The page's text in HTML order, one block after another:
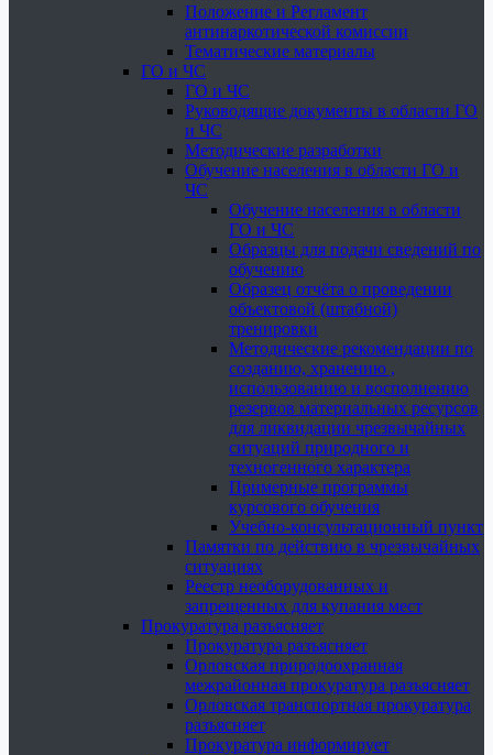
Положение и Регламент
антинаркотической комиссии
Тематические материалы
ГО и ЧС
ГО и ЧС
Руководящие документы в области ГО
и ЧС
Методические разработки
Обучение населения в области ГО и
ЧС
Обучение населения в области
ГО и ЧС
Образцы для подачи сведений по
обучению
Образец отчёта о проведении
объектовой (штабной)
тренировки
Методические рекомендации по
созданию, хранению ,
использованию и восполнению
резервов материальных ресурсов
для ликвидации чрезвычайных
ситуаций природного и
техногенного характера
Примерные программы
курсового обучения
Учебно-консультационный пункт
Памятки по действию в чрезвычайных
ситуациях
Реестр необорудованных и
запрещенных для купания мест
Прокуратура разъясняет
Прокуратура разъясняет
Орловская природоохранная
межрайонная прокуратура разъясняет
Орловская транспортная прокуратура
разъясняет
Прокуратура информирует